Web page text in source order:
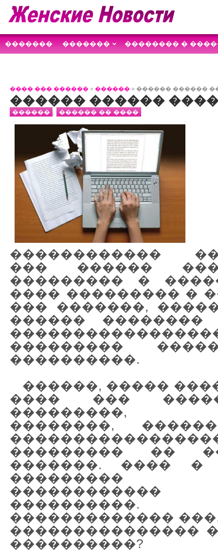
������� ������� �������� �
���� ��� ������ » ������ » ������ ������
������ ������
������ , ������ �� ����
������������
��� ������
��������� �
���� ��������� �
��� �������,
������ ��������
���������
����������.
������, �����
���� ���
���������,
��������,
��������� ��
�������. ���� �
���������
������������
�������������
���������������
����������?